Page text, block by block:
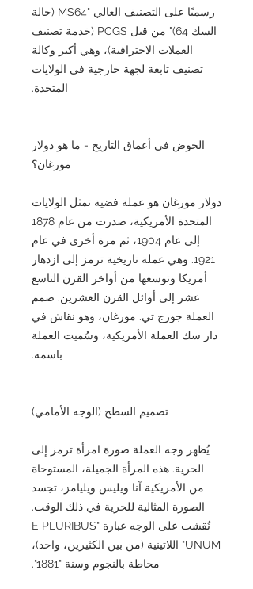
رسميًا على التصنيف العالي "MS64 (حالة
السك 64)" من قبل PCGS (خدمة تصنيف
العملات الاحترافية)، وهي أكبر وكالة
تصنيف تابعة لجهة خارجية في الولايات
المتحدة.
الخوض في أعماق التاريخ - ما هو دولار
مورغان؟
دولار مورغان هو عملة فضية تمثل الولايات
المتحدة الأمريكية، صدرت من عام 1878
إلى عام 1904، ثم مرة أخرى في عام
1921. وهي عملة تاريخية ترمز إلى ازدهار
أمريكا وتوسعها من أواخر القرن التاسع
عشر إلى أوائل القرن العشرين. صمم
العملة جورج تي. مورغان، وهو نقاش في
دار سك العملة الأمريكية، وسُميت العملة
باسمه.
تصميم السطح (الوجه الأمامي)
يُظهر وجه العملة صورة امرأة ترمز إلى
الحرية. هذه المرأة الجميلة، المستوحاة
من الأمريكية آنا ويليس ويليامز، تجسد
الصورة المثالية للحرية في ذلك الوقت.
نُقشت على الوجه عبارة "E PLURIBUS
UNUM" اللاتينية (من بين الكثيرين، واحد)،
محاطة بالنجوم وسنة "1881".